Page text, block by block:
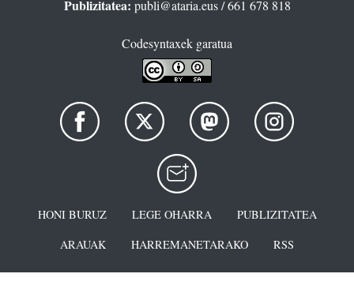
Publizitatea: publi@ataria.eus/ 661 678 818
Codesyntaxek garatua
HONI BURUZ LEGE OHARRA
PUBLIZITATEA
ARAUAK
HARREMANETARAKO RSS